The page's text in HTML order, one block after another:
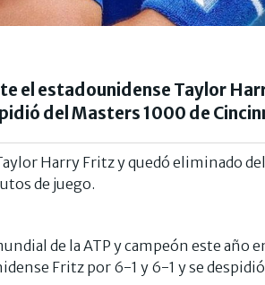
el estadounidense Taylor
del Masters 1000 de
Harry Fritz y quedó eliminado del
de juego.
de la ATP y campeón este año
Fritz por 6-1 y 6-1 y se